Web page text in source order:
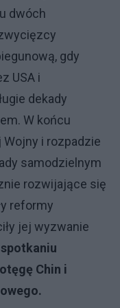
dwóch
gdy
USA i
dekady
W końcu
i rozpadzie
samodzielnym
rozwijające się
reformy
jej wyzwanie
Chin i